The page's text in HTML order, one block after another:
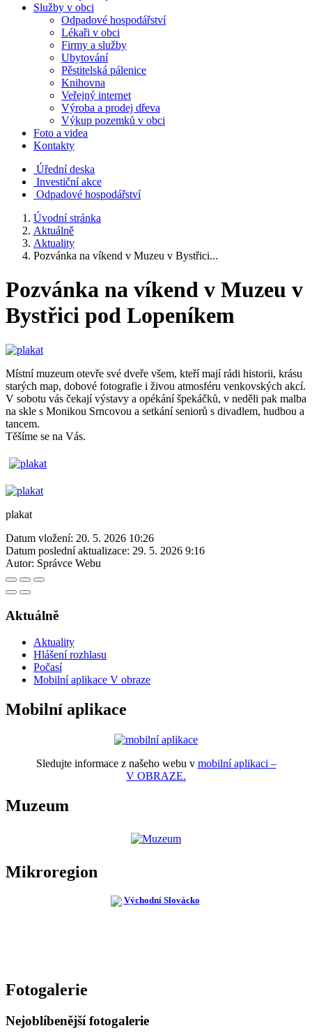
Služby v obci
Odpadové hospodářství
Lékaři v obci
Firmy a služby
Ubytování
Pěstitelská pálenice
Knihovna
Veřejný internet
Výroba a prodej dřeva
Výkup pozemků v obci
Foto a videa
Kontakty
Úřední deska
Investiční akce
Odpadové hospodářství
Úvodní stránka
Aktuálně
Aktuality
Pozvánka na víkend v Muzeu v Bystřici...
Pozvánka na víkend v Muzeu v
Bystřici pod Lopeníkem
Místní muzeum otevře své dveře všem, kteří mají rádi historii, krásu
starých map, dobové fotografie i živou atmosféru venkovských akcí.
V sobotu vás čekají výstavy a opékání špekáčků, v neděli pak malba
na skle s Monikou Srncovou a setkání seniorů s divadlem, hudbou a
tancem.
Těšíme se na Vás.
plakat
Datum vložení: 20. 5. 2026 10:26
Datum poslední aktualizace: 29. 5. 2026 9:16
Autor: Správce Webu
Aktuálně
Aktuality
Hlášení rozhlasu
Počasí
Mobilní aplikace V obraze
Mobilní aplikace
Sledujte informace z našeho webu v mobilní aplikaci –
V OBRAZE.
Muzeum
Mikroregion
Fotogalerie
Nejoblíbenější fotogalerie